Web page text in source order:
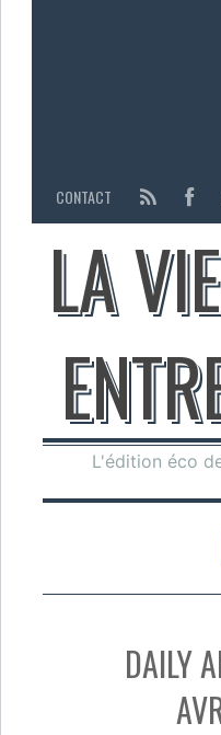
CONTACT
LA
L'édition éco
DAILY